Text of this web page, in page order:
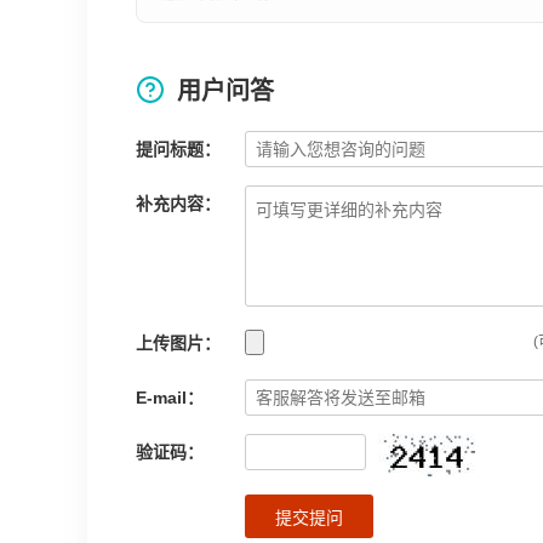
用户问答
提问标题：
补充内容：
上传图片： (
E-mail：
验证码：
提交提问